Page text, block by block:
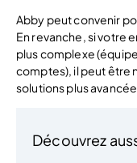
Abby peut convenir
En revanche, si votre
plus complexe
comptes), il peut être
solutions plus
Découvrez